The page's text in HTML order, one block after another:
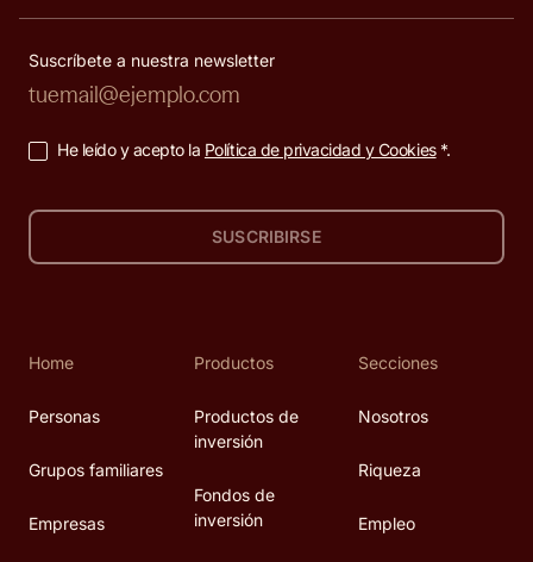
Suscríbete a nuestra newsletter
He leído y acepto la Política de privacidad y Cookies*.
SUSCRIBIRSE
Home
Personas
Grupos familiares
Empresas
Productos
Productos de
inversión
Fondos de
inversión
Secciones
Nosotros
Riqueza
Empleo